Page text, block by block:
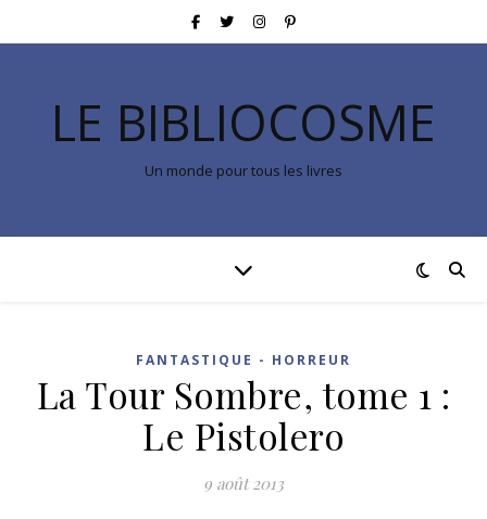
LE BIBLIOCOSME
Un monde pour tous les livres
FANTASTIQUE - HORREUR
La Tour Sombre, tome 1 :
Le Pistolero
9 août 2013